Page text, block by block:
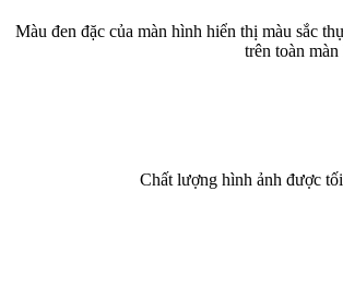
Màu đen đặc của màn hình hiển thị màu sắc
trên toàn
Chất lượng hình ảnh được